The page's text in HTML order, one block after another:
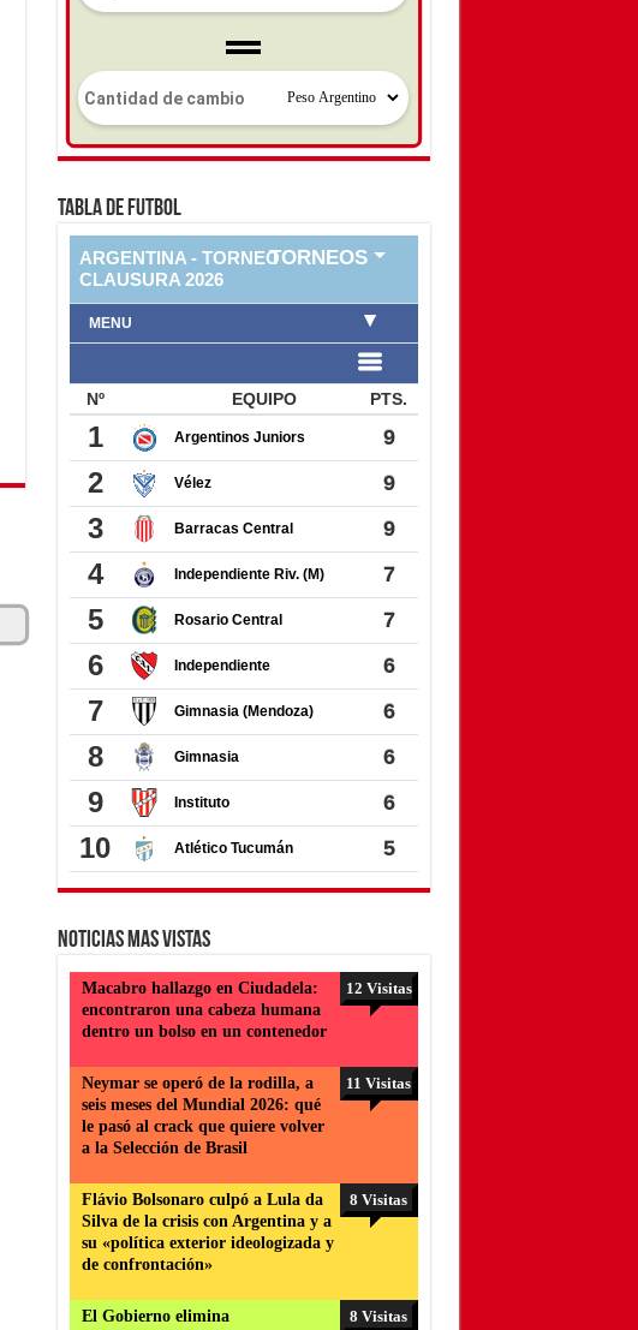
TABLA DE FUTBOL
Noticias Mas Vistas
Macabro hallazgo en Ciudadela:
encontraron una cabeza humana
dentro un bolso en un contenedor
12 Visitas
Neymar se operó de la rodilla, a
seis meses del Mundial 2026: qué
le pasó al crack que quiere volver
a la Selección de Brasil
11 Visitas
Flávio Bolsonaro culpó a Lula da
Silva de la crisis con Argentina y a
su «política exterior ideologizada y
de confrontación»
8 Visitas
El Gobierno elimina
8 Visitas